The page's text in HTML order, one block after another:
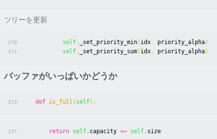
ツリーを更新
270 self. _set_priority_min( idx, priority_alpha)
271 self. _set_priority_sum( idx, priority_alpha)
バッファがいっぱいかどうか
273 def is_full ( self):
277 return self. capacity == self. size